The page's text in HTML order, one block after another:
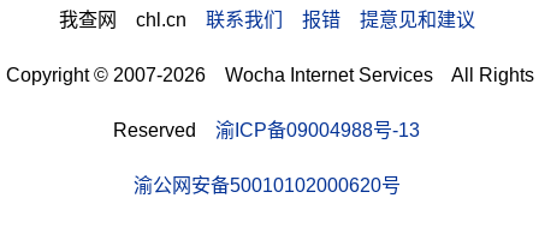
我查网 chl.cn 联系我们 报错 提意见和建议
Copyright © 2007-2026 Wocha Internet Services All Rights
Reserved 渝ICP备09004988号-13
渝公网安备50010102000620号